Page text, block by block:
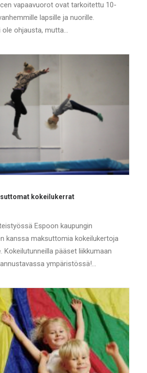
vapaavuorot ovat tarkoitettu 10-
lapsille ja nuorille.
ole ohjausta, mutta…
kokeilukerrat
Espoon kaupungin
kanssa maksuttomia kokeilukertoja
Kokeilutunneilla pääset liikkumaan
ympäristössä!…